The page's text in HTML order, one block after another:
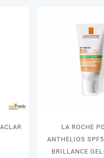
LA ROCHE
ANTHELIOS
BRILLANCE